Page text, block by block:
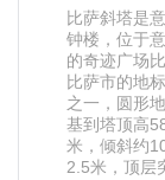
比萨斜塔是
钟楼，位于
的奇迹广场
比萨市的地
之一，圆形
基到塔顶高
米，倾斜约
2.5米，顶层